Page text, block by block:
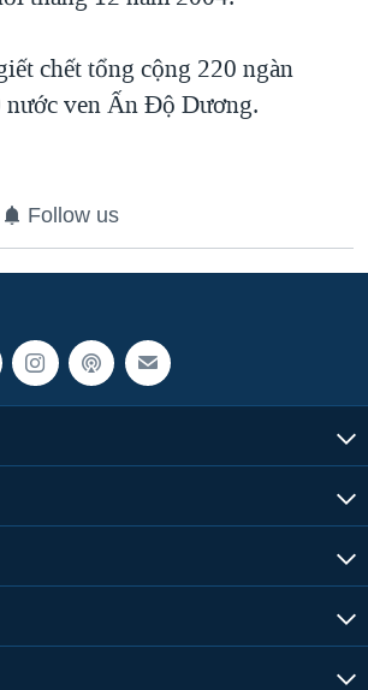
KIM TẠI VIỆT NAM
LÀN SÓNG TRỘM HẢI SÂM
chết tổng cộng 220 ngàn
ven Ấn Ðộ Dương.
Follow us